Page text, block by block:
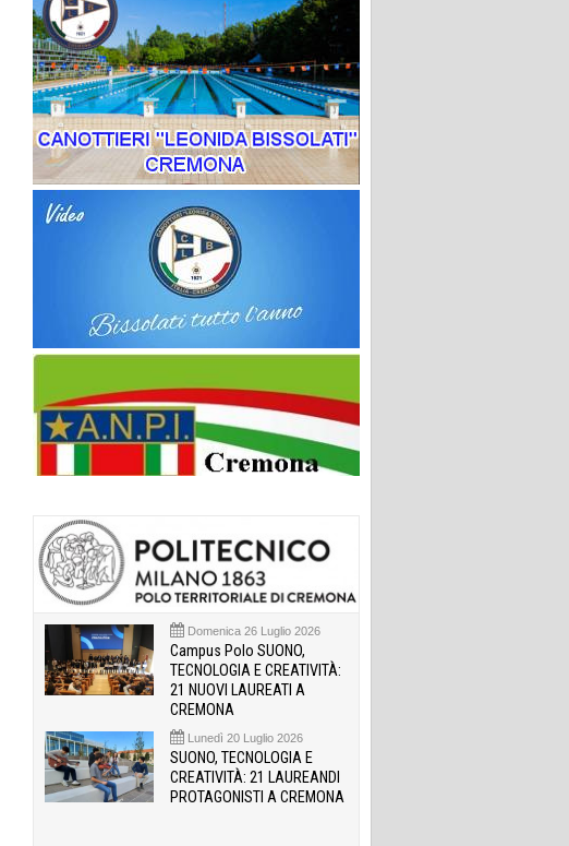
Domenica 26 Luglio 2026
Campus Polo SUONO,
TECNOLOGIA E CREATIVITÀ:
21 NUOVI LAUREATI A
CREMONA
Lunedì 20 Luglio 2026
SUONO, TECNOLOGIA E
CREATIVITÀ: 21 LAUREANDI
PROTAGONISTI A CREMONA